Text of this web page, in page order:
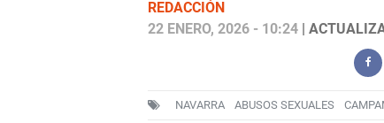
REDACCIÓN
22 ENERO, 2026 - 10:24|
NAVARRA ABUSOS SEXUALES